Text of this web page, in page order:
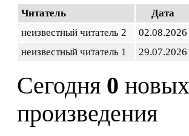
Читатель Дата
неизвестный читатель 2
02.08.2026
неизвестный читатель 1
29.07.2026
Сегодня 0
произведения